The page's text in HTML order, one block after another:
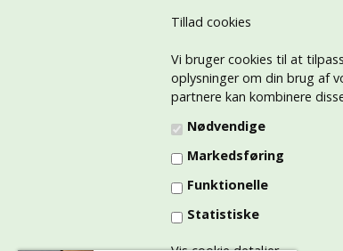
Tillad cookies
Vi bruger cookies til at
oplysninger om din brug af
partnere kan kombinere
Nødvendige
Markedsføring
Funktionelle
Statistiske
(alle dage i dagtimerne)
jornas@jornas.dk
Jørnæs Productions Tryk på tøj afdelingen